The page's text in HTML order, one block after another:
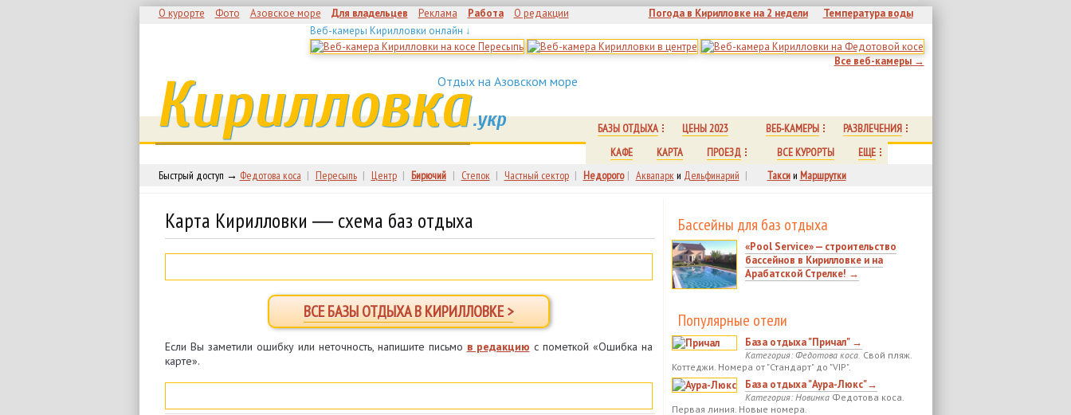
О курорте Фото Азовское море Для владельцев Реклама Работа О редакции Погода в Кирилловке на 2 недели
Температура воды
Веб-камеры Кирилловки онлайн ↓
Все веб-камеры →
Отдых на Азовском море
Кирилловка.укр БАЗЫ ОТДЫХА ЦЕНЫ 2023 ВЕБ-КАМЕРЫ
РАЗВЛЕЧЕНИЯ
КАФЕ
КАРТА ПРОЕЗД ВСЕ КУРОРТЫ
ЕЩЕ
Быстрый доступ → Федотова коса | Пересыпь | Центр | Бирючий | Степок | Частный сектор | Недорого | Аквапарки Дельфинарий | Таксии Маршрутки
Карта Кирилловки ― схема баз отдыха
ВСЕ БАЗЫ ОТДЫХА В КИРИЛЛОВКЕ >
Если Вы заметили ошибку или неточность, напишите письмо в редакцию с пометкой «Ошибка на
карте».
Бассейны для баз отдыха
«Pool Service» — строительство
бассейнов в Кирилловке и на
Арабатской Стрелке! →
Популярные отели
База отдыха "Причал" →
Категория: Федотова коса. Свой пляж.
Коттеджи. Номера от "Стандарт" до "VIP".
База отдыха "Аура-Люкс"→
Категория: НовинкаФедотова коса.
Первая линия. Новые номера.